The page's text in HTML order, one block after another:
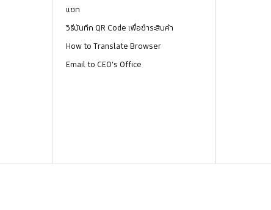
แชท
วิธีบันทึก QR Code เพื่อชำระสินค้า
How to Translate Browser
Email to CEO's Office